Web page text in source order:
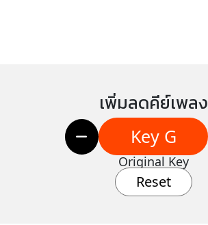
เพิ่มลดคีย์เพลง
Key G
Original Key
Reset